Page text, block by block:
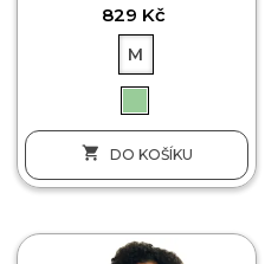
829 Kč
M
 DO KOŠÍKU